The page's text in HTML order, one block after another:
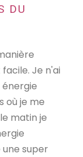
DU
Je n'ai
énergie
où je me
matin je
super